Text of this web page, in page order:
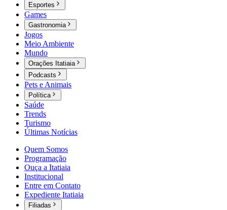
Esportes
Games
Gastronomia
Jogos
Meio Ambiente
Mundo
Orações Itatiaia
Podcasts
Pets e Animais
Política
Saúde
Trends
Turismo
Últimas Notícias
Quem Somos
Programação
Ouça a Itatiaia
Institucional
Entre em Contato
Expediente Itatiaia
Filiadas